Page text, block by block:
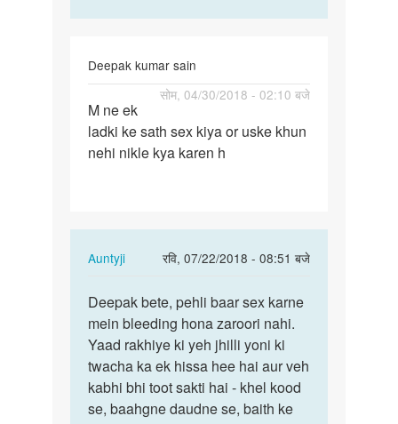
Deepak kumar sain
सोम, 04/30/2018 - 02:10 बजे
M
ne
ek
M ne ek
ladki ke sath sex kiya or uske khun
nehi nikle kya karen h
Auntyji
रवि, 07/22/2018 - 08:51 बजे
In
to
M
ne
ek
ladki
ke
Deepak
bete,
pehli
baar
sex…
Deepak bete, pehli baar sex karne
mein bleeding hona zaroori nahi.
Yaad rakhiye ki yeh jhilli yoni ki
twacha ka ek hissa hee hai aur veh
kabhi bhi toot sakti hai - khel kood
se, baahgne daudne se, baith ke